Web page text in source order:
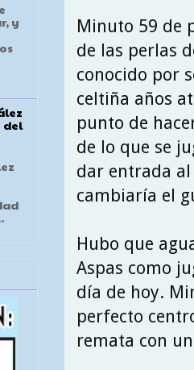
Minuto 59 de
de las perlas
conocido por
celtiña años
punto de
de lo que se
dar entrada
cambiaría el
Hubo que
Aspas como
día de hoy.
perfecto
remata con
y
del